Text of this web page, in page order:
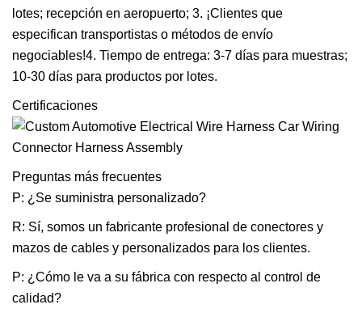
lotes; recepción en aeropuerto; 3. ¡Clientes que
especifican transportistas o métodos de envío
negociables!4. Tiempo de entrega: 3-7 días para muestras;
10-30 días para productos por lotes.
Certificaciones
Preguntas más frecuentes
P: ¿Se suministra personalizado?
R: Sí, somos un fabricante profesional de conectores y
mazos de cables y personalizados para los clientes.
P: ¿Cómo le va a su fábrica con respecto al control de
calidad?